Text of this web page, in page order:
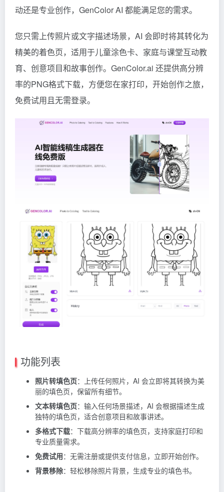
动还是专业创作，GenColor AI 都能满足您的需求。
您只需上传照片或文字描述场景，AI 会即时将其转化为
精美的着色页，适用于儿童涂色卡、家庭与课堂互动教
育、创意项目和故事创作。GenColor.ai 还提供高分辨
率的PNG格式下载，方便您在家打印，开始创作之旅，
免费试用且无需登录。
功能列表
照片转填色页：上传任何照片，AI 会立即将其转换为美
丽的填色页，保留所有细节。
文本转填色页：输入任何场景描述，AI 会根据描述生成
独特的填色页，适合创意项目和故事讲述。
多格式下载：下载高分辨率的填色页，支持家庭打印和
专业质量需求。
免费试用：无需注册或提供支付信息，立即开始创作。
背景移除：轻松移除照片背景，生成专业的填色书。